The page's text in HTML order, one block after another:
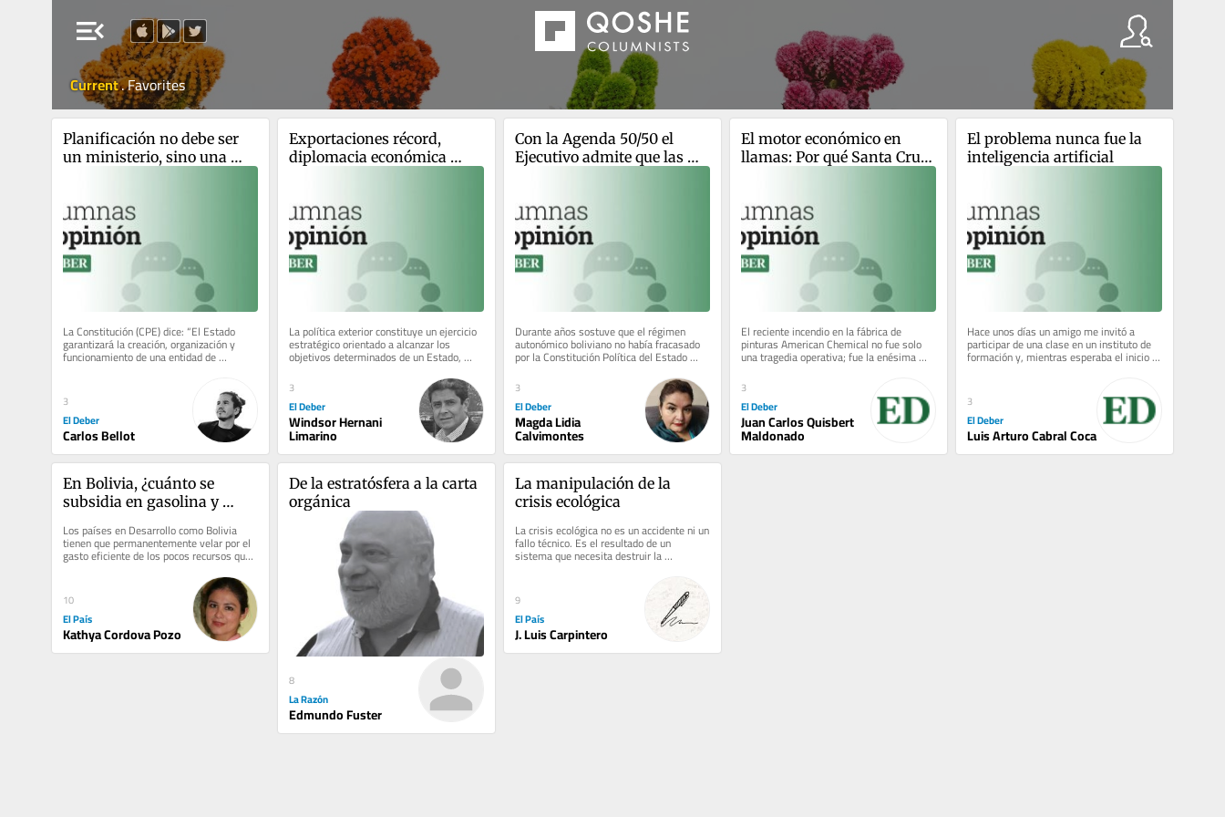
menu_open
Current.Favorites
Planificación no debe ser
un ministerio, sino una
La Constitución (CPE) dice: “El Estado
garantizará la creación, organización y
funcionamiento de una entidad de
3
El Deber
Carlos Bellot
Exportaciones récord,
diplomacia económica
La política exterior constituye un ejercicio
estratégico orientado a alcanzar los
objetivos determinados de un Estado,
construidos en función del...
3
El Deber
Windsor Hernani
Limarino
Con la Agenda 50/50 el
Ejecutivo admite que las
Durante años sostuve que el régimen
autonómico boliviano no había fracasado
por la Constitución Política del Estado
(CPE), dado que de manera...
3
El Deber
Magda Lidia
Calvimontes
El motor económico en
llamas: Por qué Santa Cruz
El reciente incendio en la fábrica de
pinturas American Chemical no fue solo
una tragedia operativa; fue la enésima
alarma de un colapso anunciado....
3
El Deber
Juan Carlos Quisbert
Maldonado
El problema nunca fue la
inteligencia artificial
Hace unos días un amigo me invitó a
participar de una clase en un instituto de
formación y, mientras esperaba el inicio
de la actividad, una...
3
El Deber
Luis Arturo Cabral Coca
En Bolivia, ¿cuánto se
subsidia en gasolina y
Los países en Desarrollo como Bolivia
tienen que permanentemente velar por el
gasto eficiente de los pocos recursos que
tienen. Diferentes problemas...
10
El País
Kathya Cordova Pozo
De la estratósfera a la carta
orgánica
8
La Razón
Edmundo Fuster
La manipulación de la
crisis ecológica
La crisis ecológica no es un accidente ni un
fallo técnico. Es el resultado de un
sistema que necesita destruir la
naturaleza para seguir acumulando...
9
El País
J. Luis Carpintero